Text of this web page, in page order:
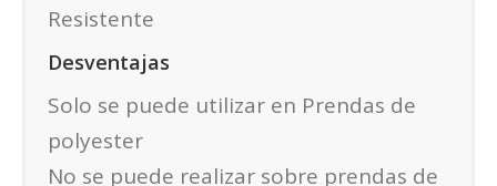
Resistente
Desventajas
Solo se puede utilizar en Prendas de
polyester
No se puede realizar sobre prendas de